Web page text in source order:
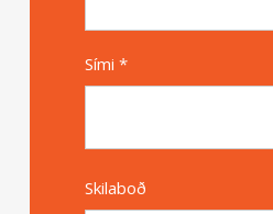
Sími *
Skilaboð